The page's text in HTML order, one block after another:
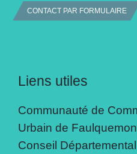
CONTACT PAR FORMULAIRE
Liens utiles
Communauté de
Urbain de
Conseil